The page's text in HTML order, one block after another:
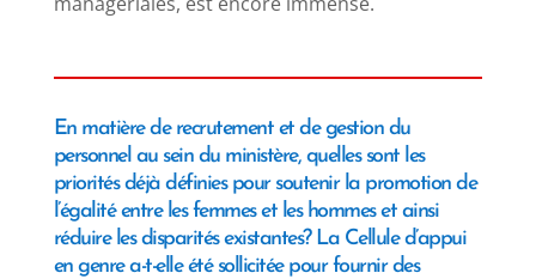
En matière de recrutement et de gestion du
personnel au sein du ministère, quelles sont les
priorités déjà définies pour soutenir la promotion de
l’égalité entre les femmes et les hommes et ainsi
réduire les disparités existantes? La Cellule d’appui
en genre a-t-elle été sollicitée pour fournir des